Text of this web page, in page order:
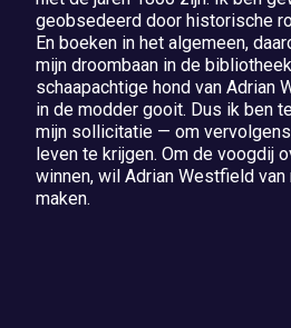
geobsedeerd door historische
En boeken in het algemeen,
mijn droombaan in de
schaapachtige hond van Adrian
in de modder gooit. Dus ik ben
mijn sollicitatie — om
leven te krijgen. Om de voogdij
winnen, wil Adrian Westfield
maken.